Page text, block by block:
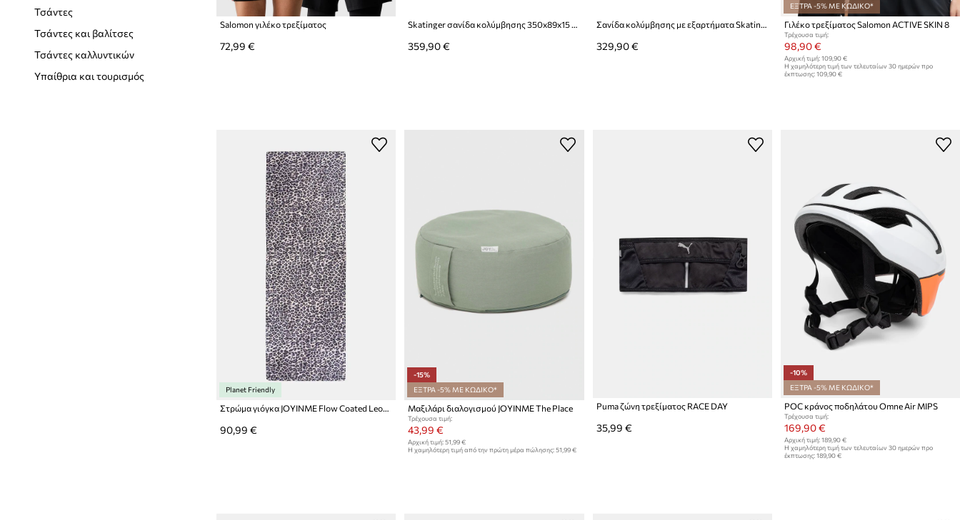
Φούστες
Φούτερ
Φροντίδα ρούχων
Τσάντες
Τσάντες και βαλίτσες
Τσάντες καλλυντικών
Υπαίθρια και τουρισμός
Salomon γιλέκο τρεξίματος
72,99 € 359,90 € 329,90 €
ΕΞΤΡΑ -5% ΜΕ ΚΩΔΙΚΟ*
Γιλέκο τρεξίματος Salomon ACTIVE SKIN 8
Τρέχουσα τιμή:
98,90 €
Αρχική τιμή: 109,90 €
Η χαμηλότερη τιμή των τελευταίων 30 ημερών προ
έκπτωσης: 109,90 €
Planet Friendly
Στρώμα γιόγκα JOYINME Flow Coated Leopard
90,99 €
-15%
ΕΞΤΡΑ -5% ΜΕ ΚΩΔΙΚΟ*
Μαξιλάρι διαλογισμού JOYINME The Place
Τρέχουσα τιμή:
43,99 €
Αρχική τιμή: 51,99 €
Η χαμηλότερη τιμή από την πρώτη μέρα πώλησης: 51,99 €
Puma ζώνη τρεξίματος RACE DAY
35,99 €
-10%
ΕΞΤΡΑ -5% ΜΕ ΚΩΔΙΚΟ*
POC κράνος ποδηλάτου Omne Air MIPS
Τρέχουσα τιμή:
169,90 €
Αρχική τιμή: 189,90 €
Η χαμηλότερη τιμή των τελευταίων 30 ημερών προ
έκπτωσης: 189,90 €